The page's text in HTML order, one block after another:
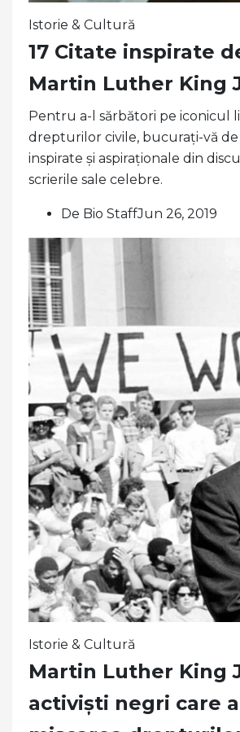
Istorie & Cultură
17 Citate inspirate
Martin Luther King
Pentru a-l sărbători pe iconicul
drepturilor civile, bucurați-vă de
inspirate și aspiraționale din
scrierile sale celebre.
De Bio StaffJun 26, 2019
Istorie & Cultură
Martin Luther King
activiști negri care